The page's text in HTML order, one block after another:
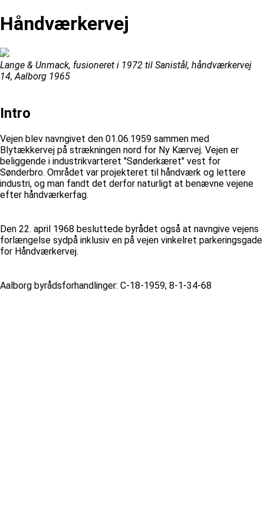
Håndværkervej
Lange & Unmack, fusioneret i 1972 til Sanistål, håndværkervej
14, Aalborg 1965
Intro
Vejen blev navngivet den 01.06.1959 sammen med
Blytækkervej på strækningen nord for Ny Kærvej. Vejen er
beliggende i industrikvarteret "Sønderkæret" vest for
Sønderbro. Området var projekteret til håndværk og lettere
industri, og man fandt det derfor naturligt at benævne vejene
efter håndværkerfag.
Den 22. april 1968 besluttede byrådet også at navngive vejens
forlængelse sydpå inklusiv en på vejen vinkelret parkeringsgade
for Håndværkervej.
Aalborg byrådsforhandlinger: C-18-1959; 8-1-34-68